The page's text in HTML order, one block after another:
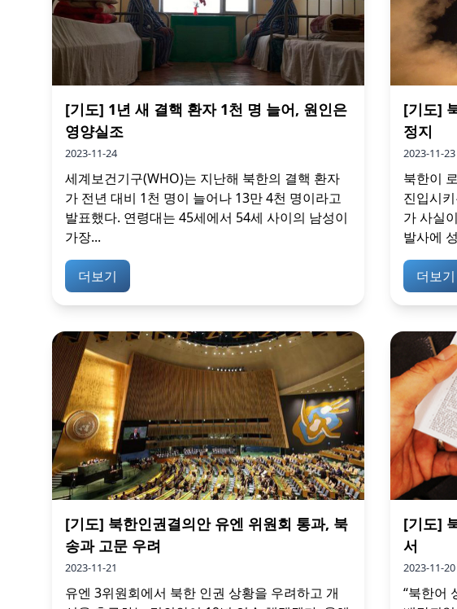
[기도] 1년 새 결핵 환자 1천 명 늘어, 원인은
영양실조
2023-11-24
세계보건기구(WHO)는 지난해 북한의 결핵 환자
가 전년 대비 1천 명이 늘어나 13만 4천 명이라고
발표했다. 연령대는 45세에서 54세 사이의 남성이
가장...
더보기
[기도]
정지
2023-11-23
북한이
진입시
가 사실
발사에
더보기
[기도] 북한인권결의안 유엔 위원회 통과, 북
송과 고문 우려
2023-11-21
유엔 3위원회에서 북한 인권 상황을 우려하고 개
[기도]
서
2023-11-20
“북한어